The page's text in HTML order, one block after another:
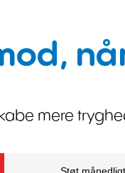
mere